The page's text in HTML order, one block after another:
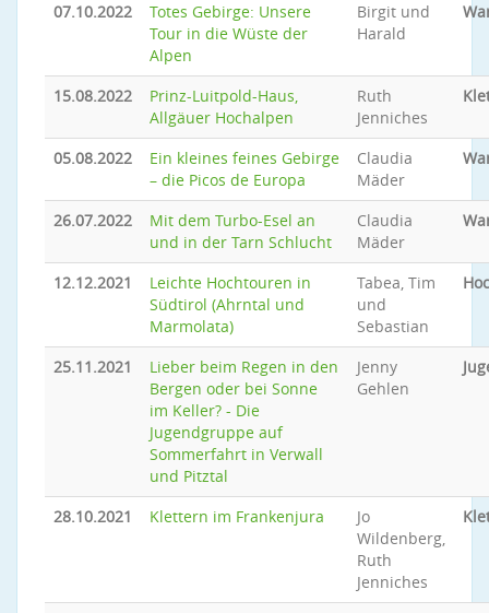
07.10.2022
Totes Gebirge: Unsere
Tour in die Wüste der
Alpen
Birgit und
Harald
15.08.2022
Prinz-Luitpold-Haus,
Allgäuer Hochalpen
Ruth
Jenniches
05.08.2022
Ein kleines feines Gebirge
– die Picos de Europa
Claudia
Mäder
26.07.2022
Mit dem Turbo-Esel an
und in der Tarn Schlucht
Claudia
Mäder
12.12.2021
Leichte Hochtouren in
Südtirol (Ahrntal und
Marmolata)
Tabea, Tim
und
Sebastian
25.11.2021
Lieber beim Regen in den
Bergen oder bei Sonne
im Keller? - Die
Jugendgruppe auf
Sommerfahrt in Verwall
und Pitztal
Jenny
Gehlen
28.10.2021 Klettern im Frankenjura
Jo
Wildenberg,
Ruth
Jenniches